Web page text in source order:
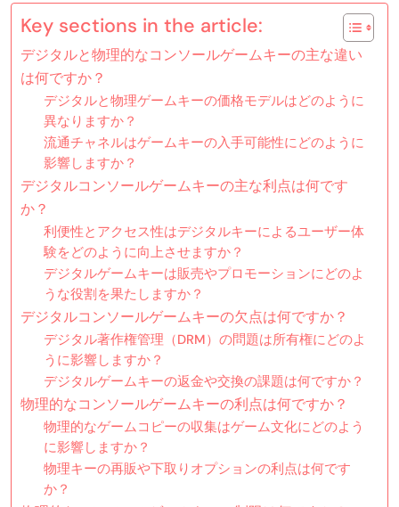
Key sections in the article:
デジタルと物理的なコンソールゲームキーの主な違い
は何ですか？
デジタルと物理ゲームキーの価格モデルはどのように
異なりますか？
流通チャネルはゲームキーの入手可能性にどのように
影響しますか？
デジタルコンソールゲームキーの主な利点は何です
か？
利便性とアクセス性はデジタルキーによるユーザー体
験をどのように向上させますか？
デジタルゲームキーは販売やプロモーションにどのよ
うな役割を果たしますか？
デジタルコンソールゲームキーの欠点は何ですか？
デジタル著作権管理（DRM）の問題は所有権にどのよ
うに影響しますか？
デジタルゲームキーの返金や交換の課題は何ですか？
物理的なコンソールゲームキーの利点は何ですか？
物理的なゲームコピーの収集はゲーム文化にどのよう
に影響しますか？
物理キーの再販や下取りオプションの利点は何です
か？